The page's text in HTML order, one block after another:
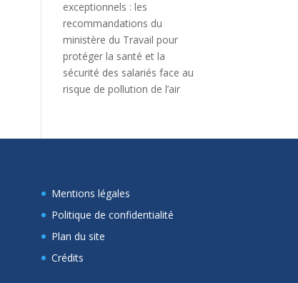
exceptionnels : les
recommandations du
ministère du Travail pour
protéger la santé et la
sécurité des salariés face au
risque de pollution de l’air
Mentions légales
Politique de confidentialité
Plan du site
Crédits